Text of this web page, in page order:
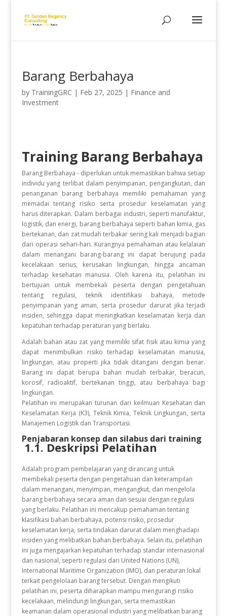
Barang Berbahaya
by TrainingGRC | Feb 27, 2025 | Finance and
Investment
Training Barang Berbahaya
Barang Berbahaya - diperlukan untuk memastikan bahwa setiap
individu yang terlibat dalam penyimpanan, pengangkutan, dan
penanganan barang berbahaya memiliki pemahaman yang
memadai tentang risiko serta prosedur keselamatan yang
harus diterapkan. Dalam berbagai industri, seperti manufaktur,
logistik, dan energi, barang berbahaya seperti bahan kimia, gas
bertekanan, dan zat mudah terbakar sering kali menjadi bagian
dari operasi sehari-hari. Kurangnya pemahaman atau kelalaian
dalam menangani barang-barang ini dapat berujung pada
kecelakaan serius, kerusakan lingkungan, hingga ancaman
terhadap kesehatan manusia. Oleh karena itu, pelatihan ini
bertujuan untuk membekali peserta dengan pengetahuan
tentang regulasi, teknik identifikasi bahaya, metode
penyimpanan yang aman, serta prosedur darurat jika terjadi
insiden, sehingga dapat meningkatkan keselamatan kerja dan
kepatuhan terhadap peraturan yang berlaku.
Adalah bahan atau zat yang memiliki sifat fisik atau kimia yang
dapat menimbulkan risiko terhadap keselamatan manusia,
lingkungan, atau properti jika tidak ditangani dengan benar.
Barang ini dapat berupa bahan mudah terbakar, beracun,
korosif, radioaktif, bertekanan tinggi, atau berbahaya bagi
lingkungan.
Pelatihan ini merupakan turunan dari keilmuan Kesehatan dan
Keselamatan Kerja (K3), Teknik Kimia, Teknik Lingkungan, serta
Manajemen Logistik dan Transportasi.
Penjabaran konsep dan silabus dari training
1.1. Deskripsi Pelatihan
Adalah program pembelajaran yang dirancang untuk
membekali peserta dengan pengetahuan dan keterampilan
dalam menangani, menyimpan, mengangkut, dan mengelola
barang berbahaya secara aman dan sesuai dengan regulasi
yang berlaku. Pelatihan ini mencakup pemahaman tentang
klasifikasi bahan berbahaya, potensi risiko, prosedur
keselamatan kerja, serta tindakan darurat dalam menghadapi
insiden yang melibatkan bahan berbahaya. Selain itu, pelatihan
ini juga mengajarkan kepatuhan terhadap standar internasional
dan nasional, seperti regulasi dari United Nations (UN),
International Maritime Organization (IMO), dan peraturan lokal
terkait pengelolaan barang tersebut. Dengan mengikuti
pelatihan ini, peserta diharapkan mampu mengurangi risiko
kecelakaan, melindungi lingkungan, serta memastikan
keamanan dalam operasional industri yang melibatkan barang